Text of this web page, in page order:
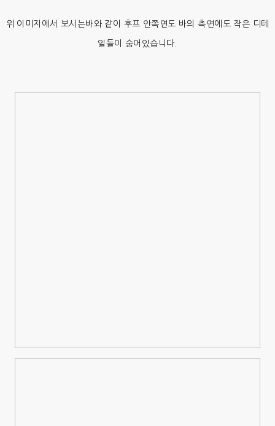
위 이미지에서 보시는바와 같이 후프 안쪽면도 바의 측면에도 작은 디테
일들이 숨어있습니다.